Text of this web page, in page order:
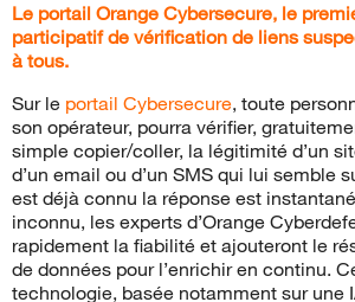
Le portail Orange Cybersecure, le
participatif de vérification de liens
à tous.
Sur le portail Cybersecure, toute
son opérateur, pourra vérifier,
simple copier/coller, la légitimité d’un
d’un email ou d’un SMS qui lui semble
est déjà connu la réponse est
inconnu, les experts d’Orange
rapidement la fiabilité et ajouteront le
de données pour l’enrichir en continu.
technologie, basée notamment sur une